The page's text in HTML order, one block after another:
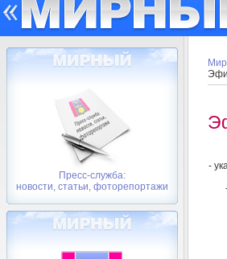
Пресс-служба:
новости, статьи, фоторепортажи
-